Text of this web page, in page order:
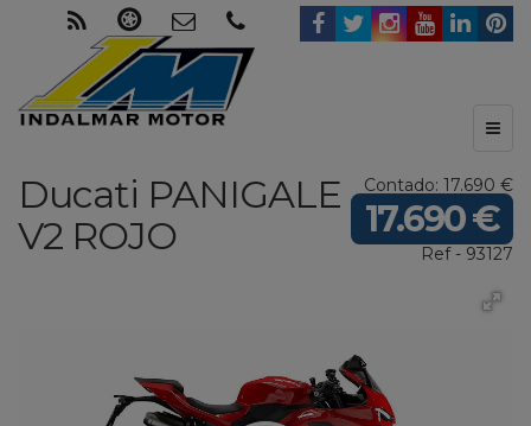
Contado: 17.690 €
17.690 €
Ref - 93127
Ducati PANIGALE
V2 ROJO